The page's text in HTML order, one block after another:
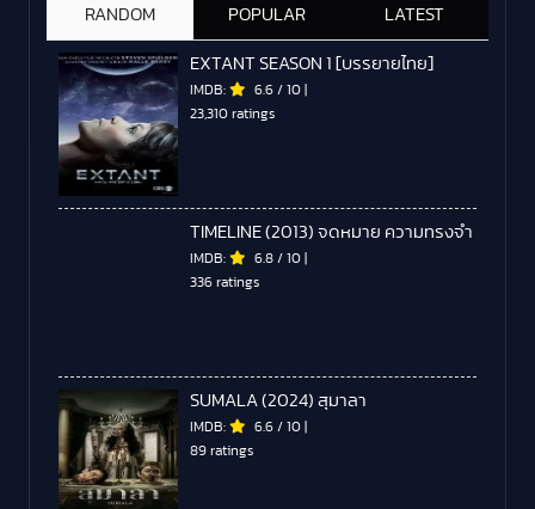
RANDOM POPULAR LATEST
EXTANT SEASON 1 [บรรยายไทย]
IMDB: 6.6 / 10 |
23,310 ratings
TIMELINE (2013) จดหมาย ความทรงจำ
IMDB: 6.8 / 10 |
336 ratings
SUMALA (2024) สุมาลา
IMDB: 6.6 / 10 |
89 ratings